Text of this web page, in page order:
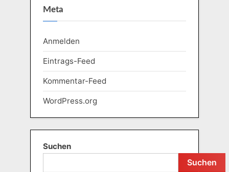
Meta
Anmelden
Eintrags-Feed
Kommentar-Feed
WordPress.org
Suchen
Suchen